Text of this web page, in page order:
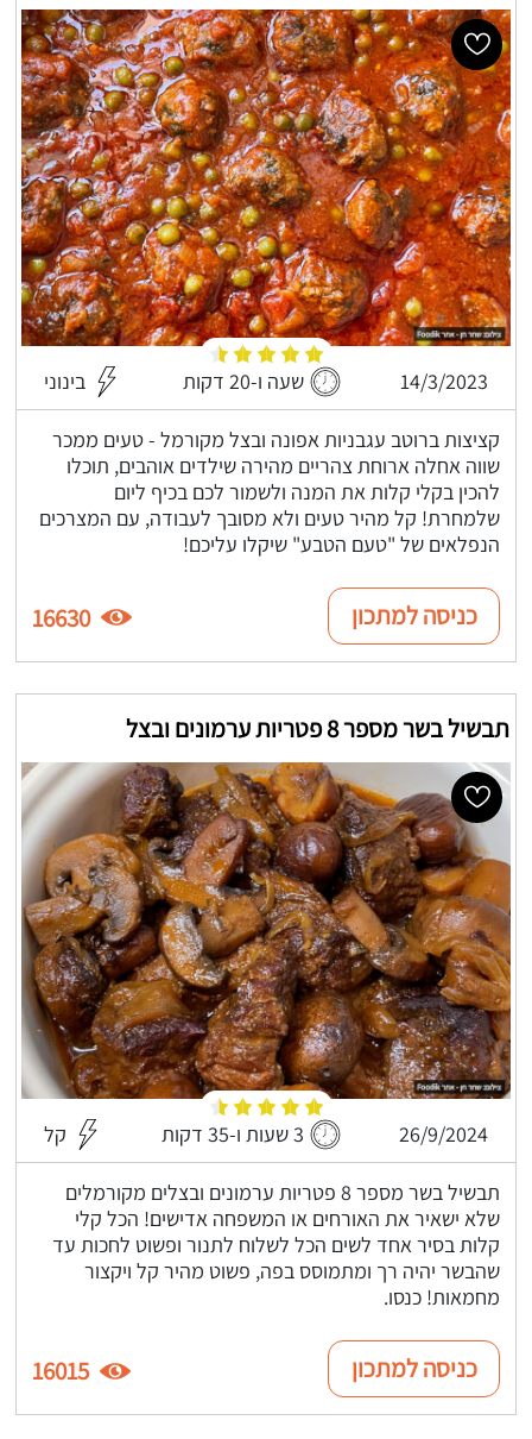
14/3/2023 שעה ו-20 דקות בינוני
קציצות ברוטב עגבניות אפונה ובצל מקורמל - טעים ממכר
שווה אחלה ארוחת צהריים מהירה שילדים אוהבים, תוכלו
להכין בקלי קלות את המנה ולשמור לכם בכיף ליום
שלמחרת! קל מהיר טעים ולא מסובך לעבודה, עם המצרכים
הנפלאים של "טעם הטבע" שיקלו עליכם!
כניסה למתכון 16630
תבשיל בשר מספר 8 פטריות ערמונים ובצל
26/9/2024 3 שעות ו-35 דקות קל
תבשיל בשר מספר 8 פטריות ערמונים ובצלים מקורמלים
שלא ישאיר את האורחים או המשפחה אדישים! הכל קלי
קלות בסיר אחד לשים הכל לשלוח לתנור ופשוט לחכות עד
שהבשר יהיה רך ומתמוסס בפה, פשוט מהיר קל ויקצור
מחמאות! כנסו.
כניסה למתכון 16015